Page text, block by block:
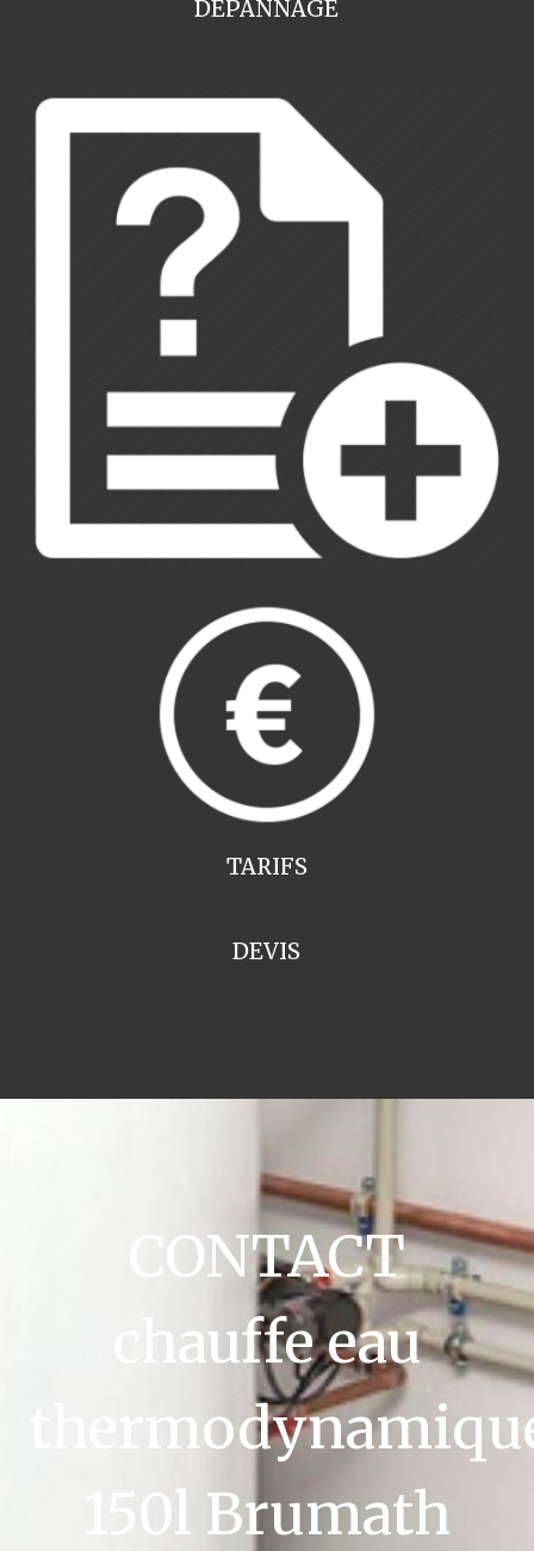
DEPANNAGE
TARIFS
DEVIS
CONTACT
chauffe eau
150l Brumath